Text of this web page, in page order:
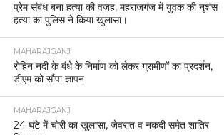
प्रेम संबंध बना हत्या की वजह, महराजगंज में युवक की नृशंस
हत्या का पुलिस ने किया खुलासा।
MAHARAJGANJ
रोहिन नदी के बंधे के निर्माण को लेकर ग्रामीणों का प्रदर्शन,
डीएम को सौंपा ज्ञापन
MAHARAJGANJ
24 घंटे में चोरी का खुलासा, जेवरात व नकदी समेत शातिर